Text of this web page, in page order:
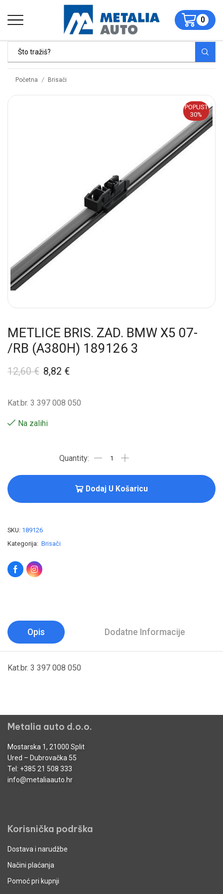
0
Početna / Brisači
POPUST
30%
METLICE BRIS. ZAD. BMW X5 07-
/RB (A380H) 189126 3
12,60€ 8,82 €
Kat.br. 3 397 008 050
Na zalihi
Dodaj U Košaricu
SKU: 189126
Kategorija: Brisači
Opis Dodatne Informacije
Kat.br. 3 397 008 050
Metalia auto d.o.o.
Mostarska 1, 21000 Split
Ured – Dubrovačka 55
Tel: +385 21 508 333
info@metaliaauto.hr
Korisnička podrška
Dostava i narudžbe
Načini plaćanja
Pomoć pri kupnji